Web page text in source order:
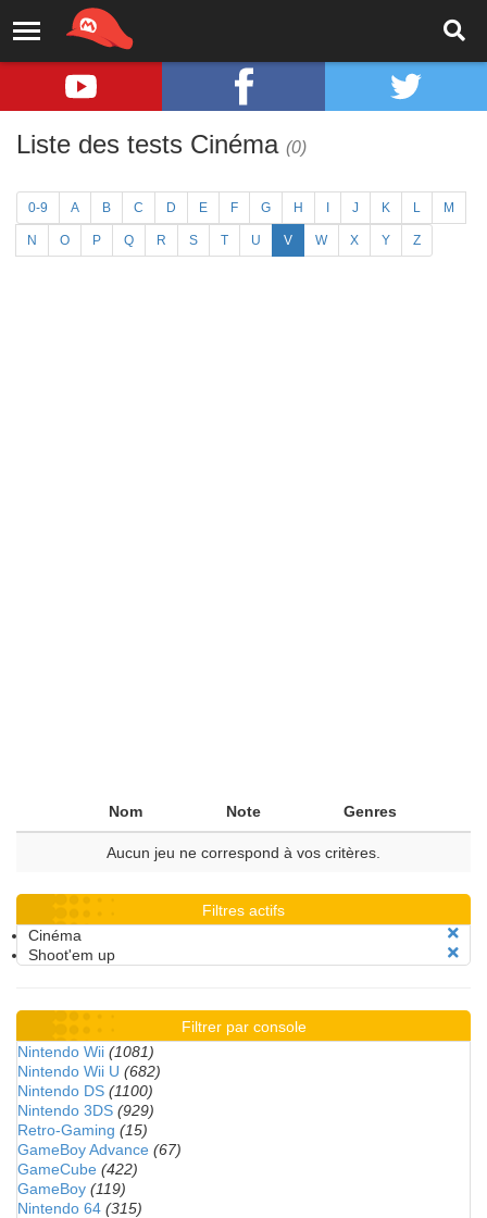
Liste des tests Cinéma (0)
0-9 A B C D E F G H J K L M
N O P Q R S T U V W X Y Z
Nom Note Genres
Aucun jeu ne correspond à vos critères.
Filtres actifs
Cinéma
Shoot'em up
Filtrer par console
Nintendo Wii (1081)
Nintendo Wii U (682)
Nintendo DS (1100)
Nintendo 3DS (929)
Retro-Gaming (15)
GameBoy Advance (67)
GameCube (422)
GameBoy (119)
Nintendo 64 (315)